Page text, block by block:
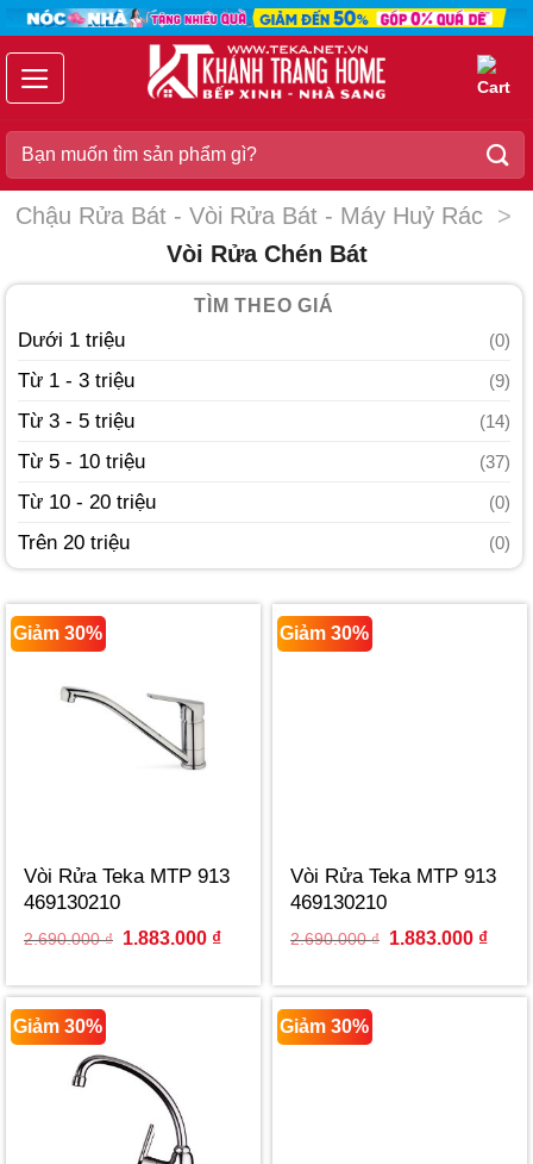
Chuyển
nội
dung
Search
Chậu Rửa Bát - Vòi Rửa Bát - Máy Huỷ Rác
>
Vòi Rửa Chén Bát
TÌM THEO GIÁ
Dưới 1 triệu (0)
Từ 1 - 3 triệu (9)
Từ 3 - 5 triệu (14)
Từ 5 - 10 triệu (37)
Từ 10 - 20 triệu (0)
Trên 20 triệu (0)
Giảm 30%
Vòi Rửa Teka MTP 913
469130210
2.690.000₫ Original
2.690.000 ₫.
1.883.000 ₫Current
1.883.000 ₫.
Giảm 30%
Vòi Rửa Teka MTP 913
469130210
2.690.000₫ Original
2.690.000 ₫.
1.883.000 ₫
Giảm 30% Giảm 30%